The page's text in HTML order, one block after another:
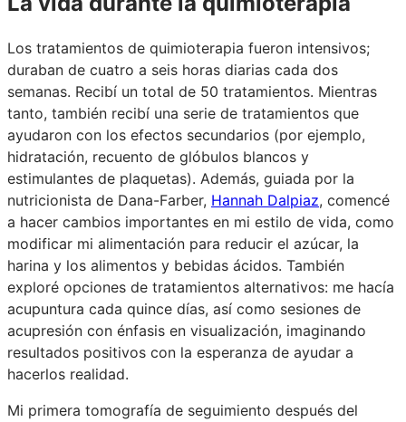
Los tratamientos de quimioterapia fueron intensivos;
duraban de cuatro a seis horas diarias cada dos
semanas. Recibí un total de 50 tratamientos. Mientras
tanto, también recibí una serie de tratamientos que
ayudaron con los efectos secundarios (por ejemplo,
hidratación, recuento de glóbulos blancos y
estimulantes de plaquetas). Además, guiada por la
nutricionista de Dana-Farber, Hannah Dalpiaz, comencé
a hacer cambios importantes en mi estilo de vida, como
modificar mi alimentación para reducir el azúcar, la
harina y los alimentos y bebidas ácidos. También
exploré opciones de tratamientos alternativos: me hacía
acupuntura cada quince días, así como sesiones de
acupresión con énfasis en visualización, imaginando
resultados positivos con la esperanza de ayudar a
hacerlos realidad.
Mi primera tomografía de seguimiento después del